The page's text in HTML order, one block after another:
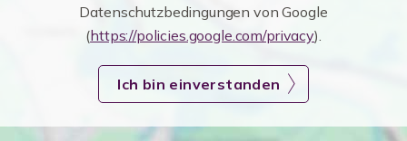
Datenschutzbedingungen von Google
(https://policies.google.com/privacy).
Ich bin einverstanden